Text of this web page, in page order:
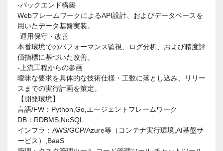
-バックエンド構築
WebフレームワークによるAPI設計、およびデータベースを
用いたデータ基盤実装。
-運用保守・改善
本番環境でのパフォーマンス監視、ログ分析、および精度評
価指標に基づいた改善。
-上流工程からの参画
曖昧な要求を具体的な技術仕様・工数に落とし込み、リリー
スまでの実行計画を策定。
【開発環境】
言語/FW：Python,Go,エージェントフレームワーク
DB：RDBMS,NoSQL
インフラ：AWS/GCP/Azure等（コンテナ実行環境,AI基盤サ
ービス）,BaaS